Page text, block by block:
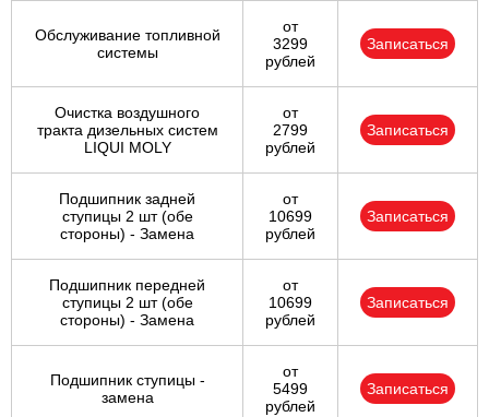
Обслуживание топливной
системы
от
3299
рублей
Записаться
Очистка воздушного
тракта дизельных систем
LIQUI MOLY
от
2799
рублей
Записаться
Подшипник задней
ступицы 2 шт (обе
стороны) - Замена
от
10699
рублей
Записаться
Подшипник передней
ступицы 2 шт (обе
стороны) - Замена
от
10699
рублей
Записаться
Подшипник ступицы -
замена
от
5499
рублей
Записаться